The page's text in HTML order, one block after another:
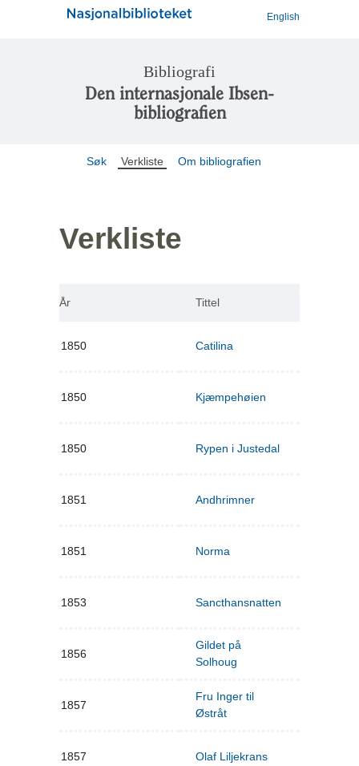
English
Bibliografi
Den internasjonale Ibsen-
bibliografien
Søk Verkliste Om bibliografien
Verkliste
År Tittel
1850 Catilina
1850 Kjæmpehøien
1850 Rypen i Justedal
1851 Andhrimner
1851 Norma
1853 Sancthansnatten
1856
Gildet på
Solhoug
1857
Fru Inger til
Østråt
1857 Olaf Liljekrans